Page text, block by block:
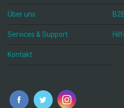
Über uns
Services & Support
Kontakt